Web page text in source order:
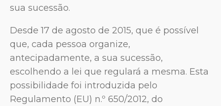
sua sucessão.
Desde 17 de agosto de 2015, que é possível
que, cada pessoa organize,
antecipadamente, a sua sucessão,
escolhendo a lei que regulará a mesma. Esta
possibilidade foi introduzida pelo
Regulamento (EU) n.º 650/2012, do